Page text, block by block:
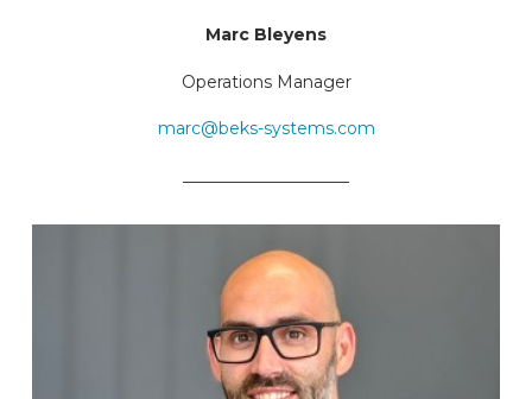
Marc Bleyens
Operations Manager
marc@beks-systems.com